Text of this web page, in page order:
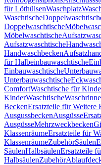
für LöthülsenWaschplatz
Waschtische
Doppelwaschtische
Möbelwaschtische
Aufsatzwaschtische
Handwaschbecken
für Halbeinbauwaschtische
Einbauwaschtische
Unterbauwaschtische
ComfortWaschtische für
KinderWaschtische
BeckenErsatzteile für Weitere
AusgussbeckenAusgüsse
AusgüsseMehrzweckbecken
KlassenräumeErsatzteile für
KlassenräumeZubehörSäulen
SäulenHalbsäulenErsatzteile
HalbsäulenZubehör